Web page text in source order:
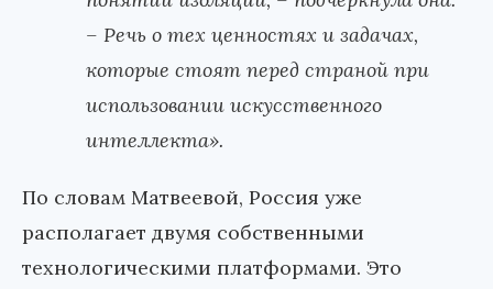
– Речь о тех ценностях и задачах,
которые стоят перед страной при
использовании искусственного
интеллекта».
По словам Матвеевой, Россия уже
располагает двумя собственными
технологическими платформами. Это